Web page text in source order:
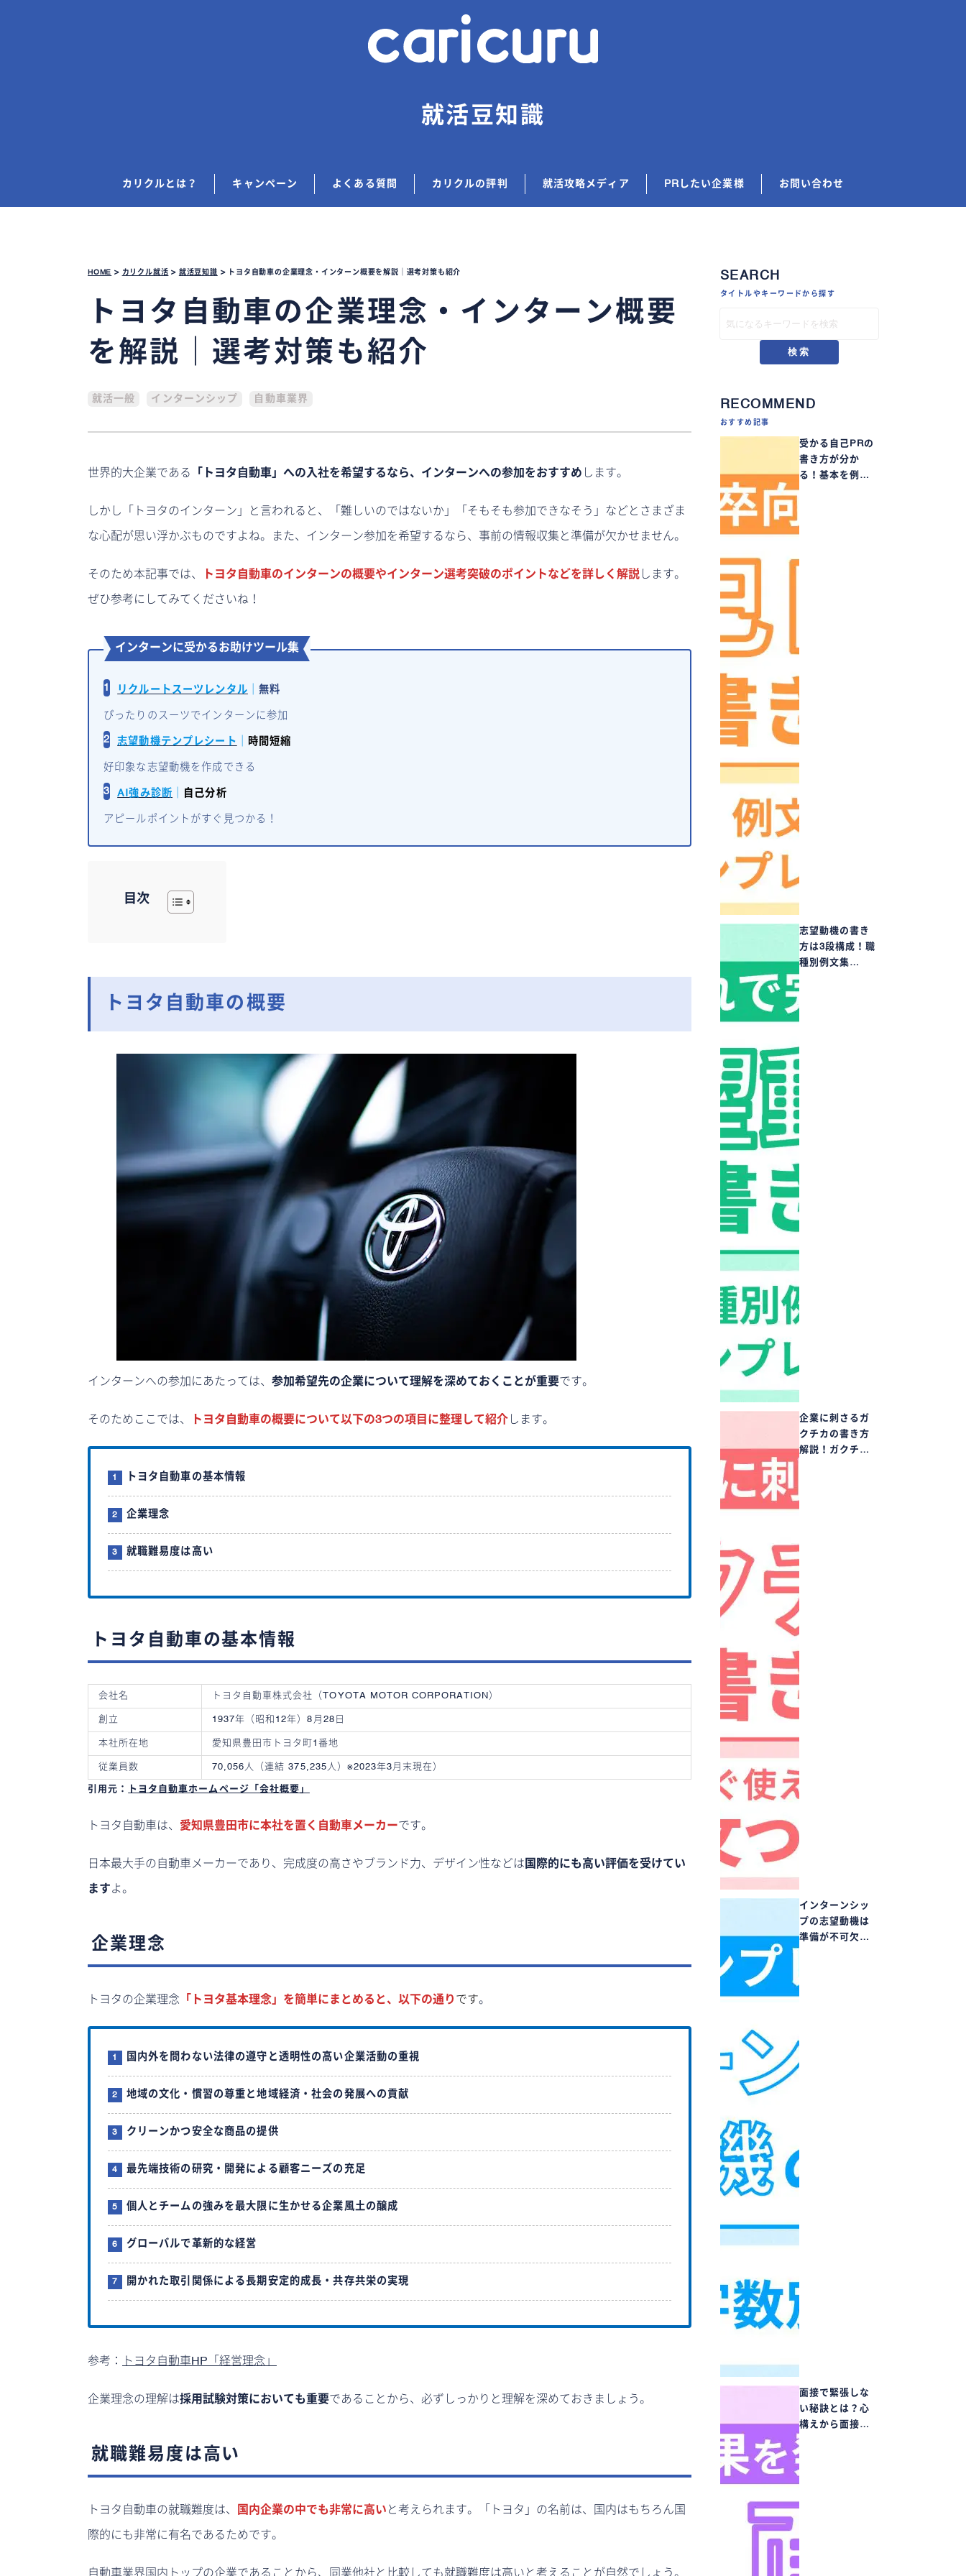
就活豆知識
カリクルとは？ キャンペーン よくある質問 カリクルの評判 就活攻略メディア PRしたい企業様 お問い合わせ
HOME > カリクル就活 > 就活豆知識 > トヨタ自動車の企業理念・インターン概要を解説｜選考対策も紹介
トヨタ自動車の企業理念・インターン概要
を解説｜選考対策も紹介
就活一般 インターンシップ 自動車業界
世界的大企業である 「トヨタ自動車」への入社を希望するなら、インターンへの参加をおすすめ します。
しかし「トヨタのインターン」と言われると、「難しいのではないか」「そもそも参加できなそう」などとさまざま
な心配が思い浮かぶものですよね。また、インターン参加を希望するなら、事前の情報収集と準備が欠かせません。
そのため本記事では、 トヨタ自動車のインターンの概要やインターン選考突破のポイントなどを詳しく解説 します。
ぜひ参考にしてみてくださいね！
インターンに受かるお助けツール集
1 リクルートスーツレンタル ｜無料
ぴったりのスーツでインターンに参加
2 志望動機テンプレシート 時間短縮
好印象な志望動機を作成できる
3 AI強み診断 自己分析
アピールポイントがすぐ見つかる！
目次
トヨタ自動車の概要
インターンへの参加にあたっては、 参加希望先の企業について理解を深めておくことが重要です。
そのためここでは、 トヨタ自動車の概要について以下の3つの項目に整理して紹介 します。
トヨタ自動車の基本情報
企業理念
就職難易度は高い
トヨタ自動車の基本情報
会社名 トヨタ自動車株式会社（TOYOTA MOTOR CORPORATION）
創立 1937年（昭和12年）8月28日
本社所在地 愛知県豊田市トヨタ町1番地
従業員数 70,056人（連結 375,235人）※2023年3月末現在）
引用元： トヨタ自動車ホームページ「会社概要」
トヨタ自動車は、 愛知県豊田市に本社を置く自動車メーカーです。
日本最大手の自動車メーカーであり、完成度の高さやブランド力、デザイン性などは 国際的にも高い評価を受けてい
ますよ。
企業理念
トヨタの企業理念 「トヨタ基本理念」を簡単にまとめると、以下の通り です。
国内外を問わない法律の遵守と透明性の高い企業活動の重視
地域の文化・慣習の尊重と地域経済・社会の発展への貢献
クリーンかつ安全な商品の提供
最先端技術の研究・開発による顧客ニーズの充足
個人とチームの強みを最大限に生かせる企業風土の醸成
グローバルで革新的な経営
開かれた取引関係による長期安定的成長・共存共栄の実現
参考： トヨタ自動車HP「経営理念」
企業理念の理解は採用試験対策においても重要であることから、必ずしっかりと理解を深めておきましょう。
就職難易度は高い
トヨタ自動車の就職難度は、 国内企業の中でも非常に高い と考えられます。「トヨタ」の名前は、国内はもちろん国
際的にも非常に有名であるためです。
SEARCH
タイトルやキーワードから探す
検索
RECOMMEND
おすすめ記事
受かる自己PRの
書き方が分か
る！基本を例…
志望動機の書き
方は3段構成！職
種別例文集…
企業に刺さるガ
クチカの書き方
解説！ガクチ…
インターンシッ
プの志望動機は
準備が不可欠…
面接で緊張しな
い秘訣とは？心
構えから面接…